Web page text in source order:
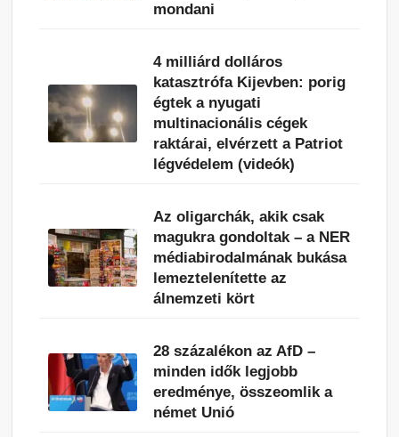
mondani
4 milliárd dolláros
katasztrófa Kijevben: porig
égtek a nyugati
multinacionális cégek
raktárai, elvérzett a Patriot
légvédelem (videók)
Az oligarchák, akik csak
magukra gondoltak – a NER
médiabirodalmának bukása
lemeztelenítette az
álnemzeti kört
28 százalékon az AfD –
minden idők legjobb
eredménye, összeomlik a
német Unió